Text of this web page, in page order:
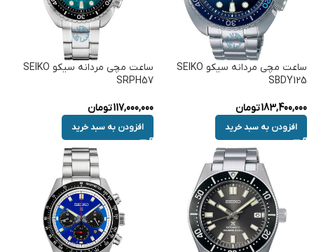
ساعت مچی مردانه سیکو SEIKO
SBDY125
183,400,000تومان
افزودن به سبد خرید
ساعت مچی مردانه سیکو SEIKO
SRPH57
117,000,000تومان
افزودن به سبد خرید